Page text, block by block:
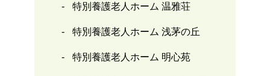
特別養護老人ホーム 温雅荘
特別養護老人ホーム 浅茅の丘
特別養護老人ホーム 明心苑